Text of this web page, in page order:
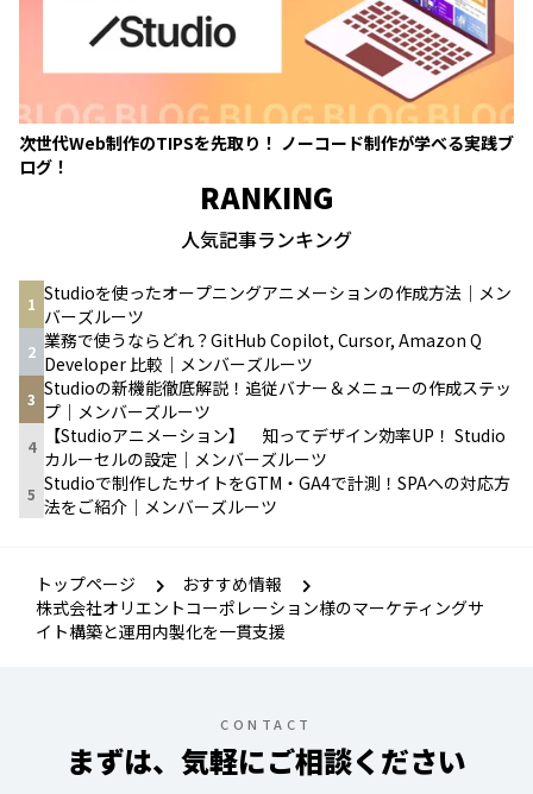
次世代Web制作のTIPSを先取り！ ノーコード制作が学べる実践ブ
ログ！
RANKING
人気記事ランキング
1 Studioを使ったオープニングアニメーションの作成方法｜メン
バーズルーツ
2 業務で使うならどれ？GitHub Copilot, Cursor, Amazon Q
Developer 比較｜メンバーズルーツ
3 Studioの新機能徹底解説！追従バナー＆メニューの作成ステッ
プ｜メンバーズルーツ
4
【Studioアニメーション】 知ってデザイン効率UP！ Studio
カルーセルの設定｜メンバーズルーツ
5 Studioで制作したサイトをGTM・GA4で計測！SPAへの対応方
法をご紹介｜メンバーズルーツ
トップページ
おすすめ情報
株式会社オリエントコーポレーション様のマーケティングサ
イト構築と運用内製化を一貫支援
CONTACT
まずは、気軽にご相談ください